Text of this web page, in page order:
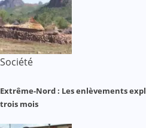
Société
Extrême-Nord : Les enlèvements
trois mois